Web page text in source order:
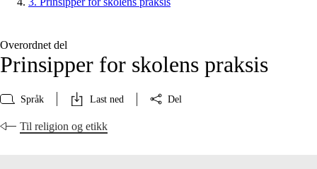
Overordnet del
Prinsipper for skolens praksis
Språk Last ned Del
Til religion og etikk